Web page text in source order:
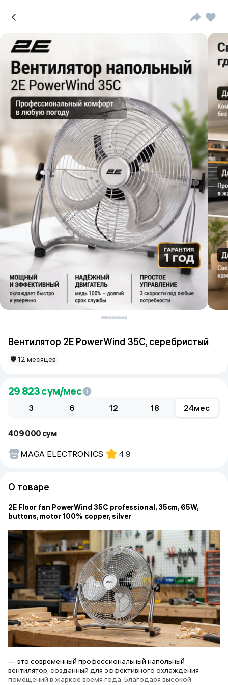
Вентилятор 2E PowerWind 35C, серебристый
🛡 12 месяцев
29 823сум/мес
3 6 12 18 24мес
409 000 сум
MAGA ELECTRONICS
4.9
О товаре
2E Floor fan PowerWind 35C professional, 35cm, 65W,
buttons, motor 100% copper, silver
— это современный профессиональный напольный
вентилятор, созданный для эффективного охлаждения
помещений в жаркое время года. Благодаря высокой